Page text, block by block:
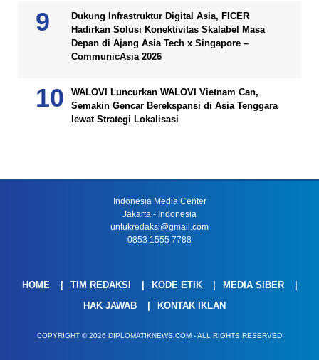
Dukung Infrastruktur Digital Asia, FICER
Hadirkan Solusi Konektivitas Skalabel Masa
Depan di Ajang Asia Tech x Singapore –
CommunicAsia 2026
WALOVI Luncurkan WALOVI Vietnam Can,
Semakin Gencar Berekspansi di Asia Tenggara
lewat Strategi Lokalisasi
Indonesia Media Center
Jakarta - Indonesia
untukredaksi@gmail.com
0853 1555 7788
HOME TIM REDAKSI KODE ETIK
MEDIA SIBER
HAK JAWAB
KONTAK IKLAN
COPYRIGHT © 2026 DIPLOMATIKNEWS.COM - ALL RIGHTS RESERVED